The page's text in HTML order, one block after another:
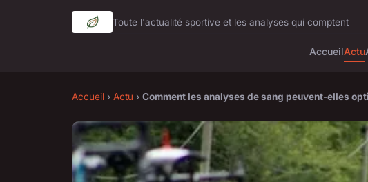
Toute l'actualité sportive et les analyses qui comptent
AccueilActu
Accueil › Actu › Comment les analyses de sang peuvent-elles